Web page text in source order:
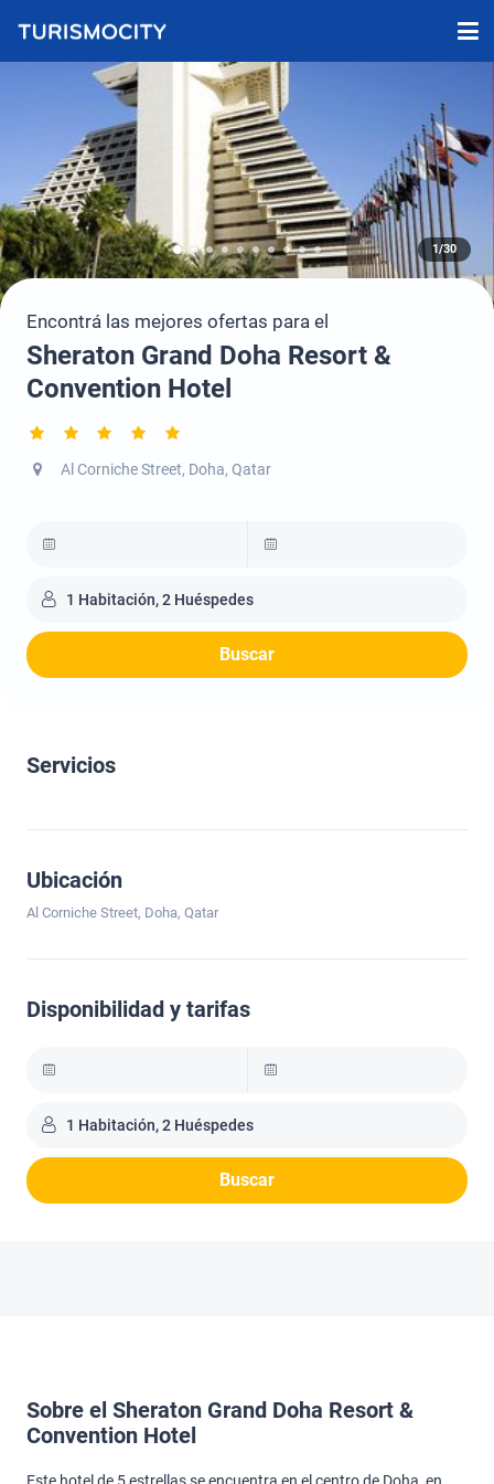
1/30
Encontrá las mejores ofertas para el
Sheraton Grand Doha Resort &
Convention Hotel
Al Corniche Street, Doha, Qatar
1 Habitación, 2 Huéspedes
Buscar
Servicios
Ubicación
Al Corniche Street, Doha, Qatar
Disponibilidad y tarifas
1 Habitación, 2 Huéspedes
Buscar
Sobre el Sheraton Grand Doha Resort &
Convention Hotel